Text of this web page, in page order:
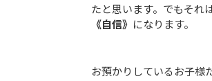
たと思います。でもそれ
《自信》 になります。
お預かりしているお子様